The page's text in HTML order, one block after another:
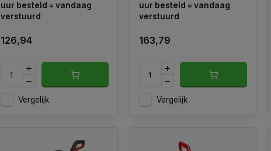
uur besteld = vandaag
verstuurd
126,94
Vergelijk
uur besteld = vandaag
verstuurd
163,79
Vergelijk